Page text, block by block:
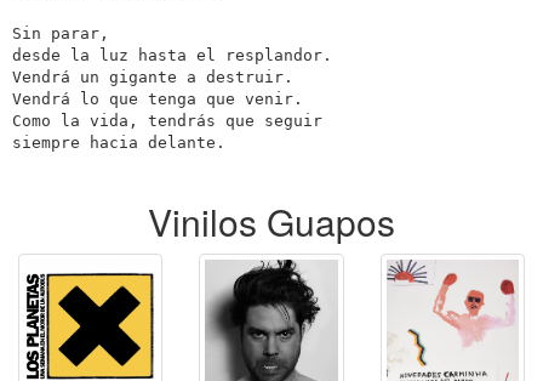
Sin parar,
desde la luz hasta el resplandor.
Vendrá un gigante a destruir.
Vendrá lo que tenga que venir.
Como la vida, tendrás que seguir
Vinilos Guapos